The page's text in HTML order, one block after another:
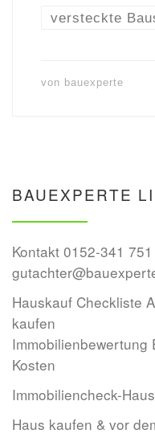
versteckte
von bauexperte
BAUEXPERTE
Kontakt 0152-341
Hauskauf Checkliste
kaufen
Immobilienbewertung
Kosten
Immobiliencheck-
Haus kaufen & vor